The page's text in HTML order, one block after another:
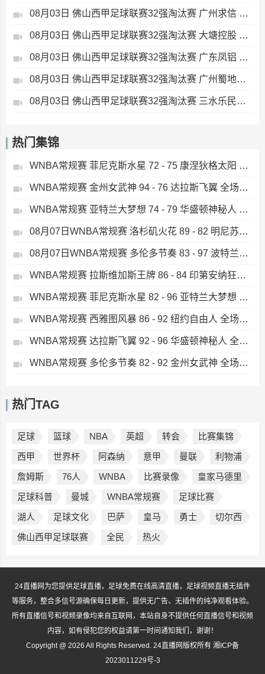
08月03日 佛山西甲足球联赛32强淘汰赛 广州求信 VS 顺德新青年 全场录像
08月03日 佛山西甲足球联赛32强淘汰赛 大塘控股 VS 茂名市点都得 全场录像
08月03日 佛山西甲足球联赛32强淘汰赛 广东凤铝 VS 湛江八部科技 全场录像
08月03日 佛山西甲足球联赛32强淘汰赛 广州蜀地红 VS 广州戴拿模 全场录像
08月03日 佛山西甲足球联赛32强淘汰赛 三水乐民兴健力宝 VS 中国澳门澳科精英 全场录像
热门集锦
WNBA常规赛 菲尼克斯水星 72 - 75 康涅狄格太阳 全场集锦
WNBA常规赛 金州女武神 94 - 76 达拉斯飞翼 全场集锦
WNBA常规赛 亚特兰大梦想 74 - 79 华盛顿神秘人 全场集锦
08月07日WNBA常规赛 洛杉矶火花 89 - 82 明尼苏达山猫 全场集锦
08月07日WNBA常规赛 多伦多节奏 83 - 97 波特兰火焰 集锦
WNBA常规赛 拉斯维加斯王牌 86 - 84 印第安纳狂热 全场集锦
WNBA常规赛 菲尼克斯水星 82 - 96 亚特兰大梦想 全场集锦
WNBA常规赛 西雅图风暴 86 - 92 纽约自由人 全场集锦
WNBA常规赛 达拉斯飞翼 92 - 96 华盛顿神秘人 全场集锦
WNBA常规赛 多伦多节奏 82 - 92 金州女武神 全场集锦
热门TAG
足球 篮球 NBA 英超 转会
比赛集锦
西甲
世界杯 阿森纳 意甲 曼联
利物浦
詹姆斯
76人 WNBA 比赛录像
皇家马德里
足球科普
曼城 WNBA常规赛
足球比赛
湖人
足球文化 巴萨 皇马 勇士
切尔西
佛山西甲足球联赛
全民 热火
24直播网为您提供足球直播，足球免费在线高清直播，足球视频直播无插件
等服务，整合多信号源确保每日更新，提供无广告、无插件的纯净观看体验。
所有直播信号和视频录像均来自互联网，本站自身不提供任何直播信号和视频
内容，如有侵犯您的权益请第一时间通知我们，谢谢！
Copyright @ 2026 All Rights Reserved. 24直播网版权所有 湘ICP备
2023011229号-3